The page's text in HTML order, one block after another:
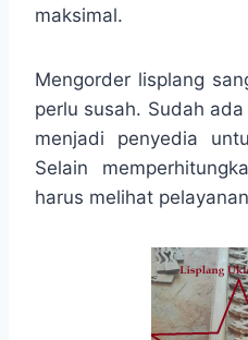
maksimal.
Mengorder lisplang
perlu susah. Sudah
menjadi penyedia
Selain
harus melihat